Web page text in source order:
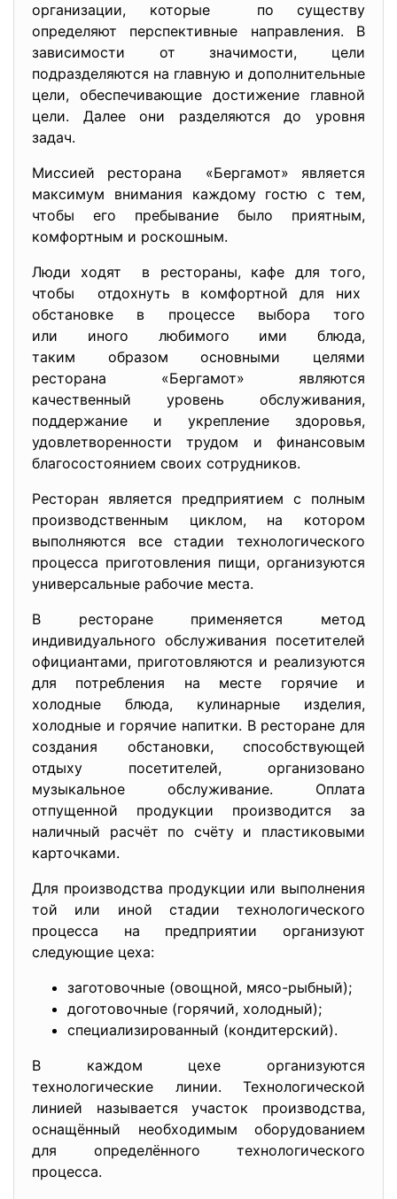
организации, которые по существу
определяют перспективные направления. В
зависимости от значимости, цели
подразделяются на главную и дополнительные
цели, обеспечивающие достижение главной
цели. Далее они разделяются до уровня
задач.
Миссией ресторана «Бергамот» является
максимум внимания каждому гостю с тем,
чтобы его пребывание было приятным,
комфортным и роскошным.
Люди ходят в рестораны, кафе для того,
чтобы отдохнуть в комфортной для них
обстановке в процессе выбора того
или иного любимого ими блюда,
таким образом основными целями
ресторана «Бергамот» являются
качественный уровень обслуживания,
поддержание и укрепление здоровья,
удовлетворенности трудом и финансовым
благосостоянием своих сотрудников.
Ресторан является предприятием с полным
производственным циклом, на котором
выполняются все стадии технологического
процесса приготовления пищи, организуются
универсальные рабочие места.
В ресторане применяется метод
индивидуального обслуживания посетителей
официантами, приготовляются и реализуются
для потребления на месте горячие и
холодные блюда, кулинарные изделия,
холодные и горячие напитки. В ресторане для
создания обстановки, способствующей
отдыху посетителей, организовано
музыкальное обслуживание. Оплата
отпущенной продукции производится за
наличный расчёт по счёту и пластиковыми
карточками.
Для производства продукции или выполнения
той или иной стадии технологического
процесса на предприятии организуют
следующие цеха:
заготовочные (овощной, мясо-рыбный);
доготовочные (горячий, холодный);
специализированный (кондитерский).
В каждом цехе организуются
технологические линии. Технологической
линией называется участок производства,
оснащённый необходимым оборудованием
для определённого технологического
процесса.